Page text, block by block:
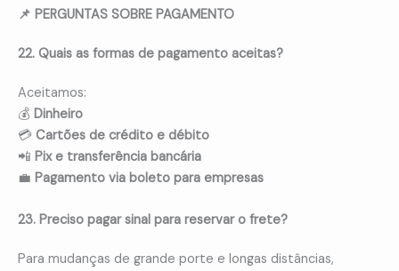
📌 PERGUNTAS SOBRE PAGAMENTO
22. Quais as formas de pagamento aceitas?
Aceitamos:
💰 Dinheiro
💳 Cartões de crédito e débito
📲 Pix e transferência bancária
💼 Pagamento via boleto para empresas
23. Preciso pagar sinal para reservar o frete?
Para mudanças de grande porte e longas distâncias,